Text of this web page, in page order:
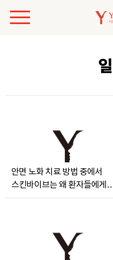
안면 노화 치료 방법 중에서
스킨바이브는 왜 환자들에게